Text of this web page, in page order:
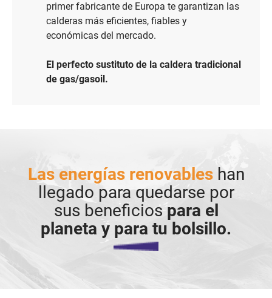
primer fabricante de Europa te garantizan las
calderas más eficientes, fiables y
económicas del mercado.
El perfecto sustituto de la caldera tradicional
de gas/gasoil.
Las energías renovableshan
llegado para quedarse por
sus beneficiospara el
planeta y para tu bolsillo.